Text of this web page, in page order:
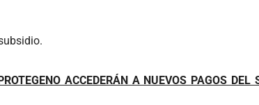
ACCEDERÁN A NUEVOS PAGOS DEL